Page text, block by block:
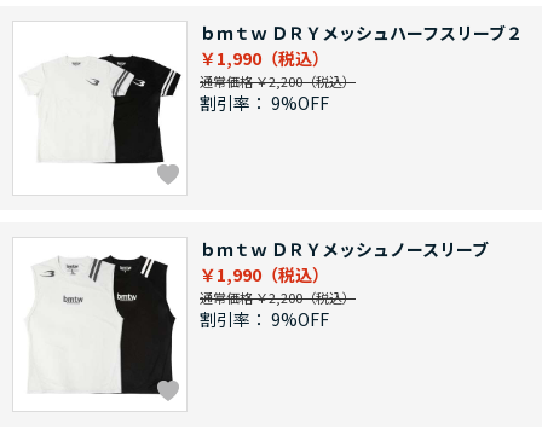
ｂｍｔｗ ＤＲＹメッシュハーフスリーブ２
￥1,990
通常価格 ￥2,200
割引率： 9%OFF
ｂｍｔｗ ＤＲＹメッシュノースリーブ
￥1,990
通常価格 ￥2,200
割引率： 9%OFF